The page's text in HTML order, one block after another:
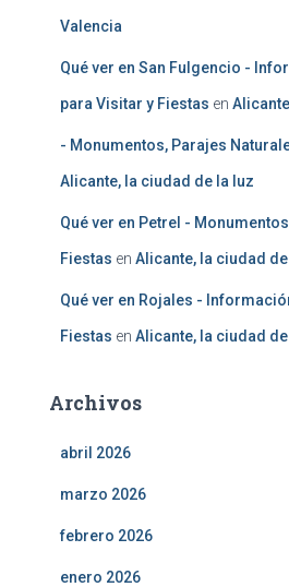
Valencia
Qué ver en San Fulgencio -
para Visitar y Fiestas en
- Monumentos, Parajes
Alicante, la ciudad de la luz
Qué ver en Petrel -
Fiestas en Alicante, la ciudad
Qué ver en Rojales -
Fiestas en Alicante, la ciudad
Archivos
abril 2026
marzo 2026
febrero 2026
enero 2026